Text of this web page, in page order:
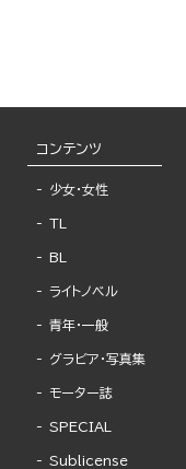
コンテンツ
少女・女性
TL
BL
ライトノベル
青年・一般
グラビア・写真集
モーター誌
SPECIAL
Sublicense